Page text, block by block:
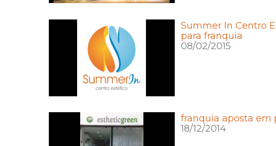
Summer In Centro
para franquia
08/02/2015
franquia aposta em
18/12/2014